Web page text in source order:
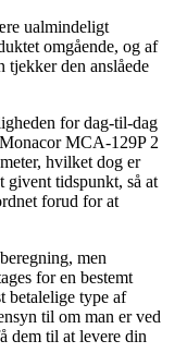
ualmindeligt
omgående, og af
tjekker den anslåede
for dag-til-dag
MCA-129P 2
hvilket dog er
givent tidspunkt, så at
forud for at
men
for en bestemt
betalelige type af
til om man er ved
dem til at levere din